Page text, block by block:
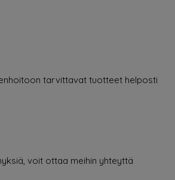
tarvittavat tuotteet helposti
voit ottaa meihin yhteyttä